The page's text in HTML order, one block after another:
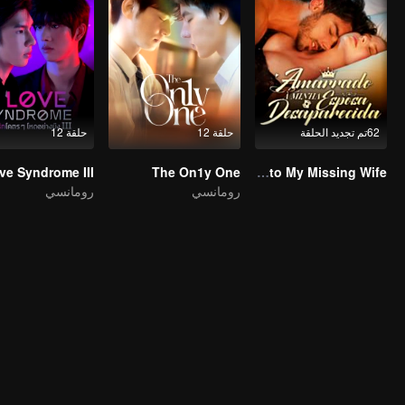
62تم تجديد الحلقة
Bound to My Missing Wife
حلقة 12
The On1y One
رومانسي
حلقة 12
Syndrome III
رومانسي